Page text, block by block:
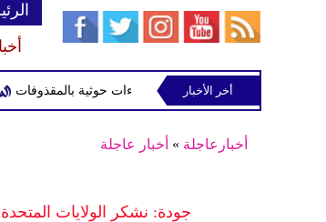
أخر الأخبار
أخبارعاجلة » أخبار عاجلة
جودة: نشكر الولايات